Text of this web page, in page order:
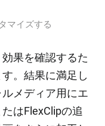
マイズする
果を確認するた
。結果に満足し
メディア用にエ
はFlexClipの追